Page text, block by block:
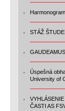
STÁŽ
Úspešná
University of
ČASTI AS